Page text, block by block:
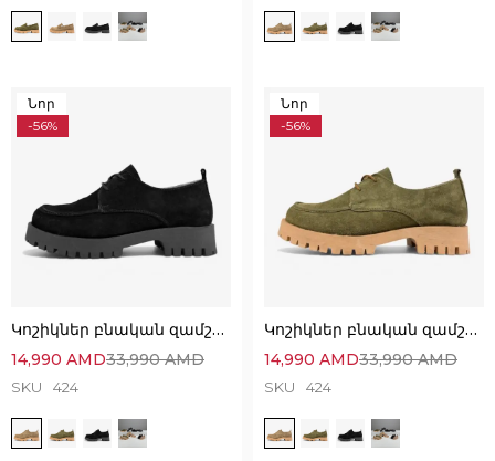
Նոր
-56%
Կոշիկներ բնական զամշից՝ Հիանալի Հարմարավետ
33,990AMD
14,990 AMD
SKU 424
Նոր
-56%
Կոշիկներ բնական զամշից՝ Հիանալի Հարմարավետ
33,990AMD
14,990 AMD
SKU 424